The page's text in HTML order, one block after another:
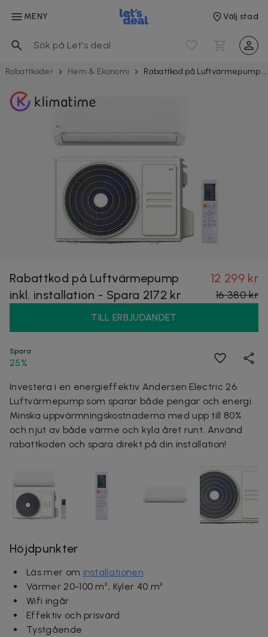
MENY Välj stad
Rabattkoder Hem & Ekonomi Rabattkod på Luftvärmepump inkl. installation - Spara 2172 kr
Rabattkod på Luftvärmepump
inkl. installation - Spara 2172 kr
12 299 kr
16 380 kr
TILL ERBJUDANDET
Spara
25%
Investera i en energieffektiv Andersen Electric 26
Luftvärmepump som sparar både pengar och energi.
Minska uppvärmningskostnaderna med upp till 80%
och njut av både värme och kyla året runt. Använd
rabattkoden och spara direkt på din installation!
Höjdpunkter
Läs mer om installationen
Värmer 20-100 m², Kyler 40 m²
Wifi ingår
Effektiv och prisvärd
Tystgående